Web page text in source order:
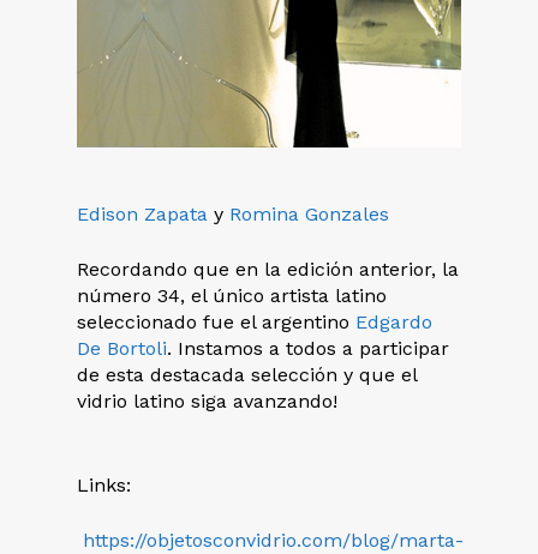
Edison Zapata y Romina Gonzales
Recordando que en la edición anterior, la
número 34, el único artista latino
seleccionado fue el argentino Edgardo
De Bortoli. Instamos a todos a participar
de esta destacada selección y que el
vidrio latino siga avanzando!
Links:
https://objetosconvidrio.com/blog/marta-